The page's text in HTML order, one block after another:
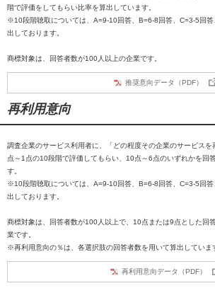
階で評価をしてもらい比率を算出しています。
※10段階聴取については、A=9-10回答、B=6-8回答、C=3-5回
出しております。
商標対象は、回答者数が100人以上の企業です。
推奨意向データ（PDF）
再利用意向
調査企業のサービス利用者に、「どの程度その企業のサービス
点～1点の10段階で評価してもらい、10点～6点のいずれかを回
す。
※10段階聴取については、A=9-10回答、B=6-8回答、C=3-5回
出しております。
商標対象は、回答者数が100人以上で、10点または9点とした回
業です。
※再利用意向の％は、各選択肢の回答者数を用いて算出していま
再利用意向データ（PDF）